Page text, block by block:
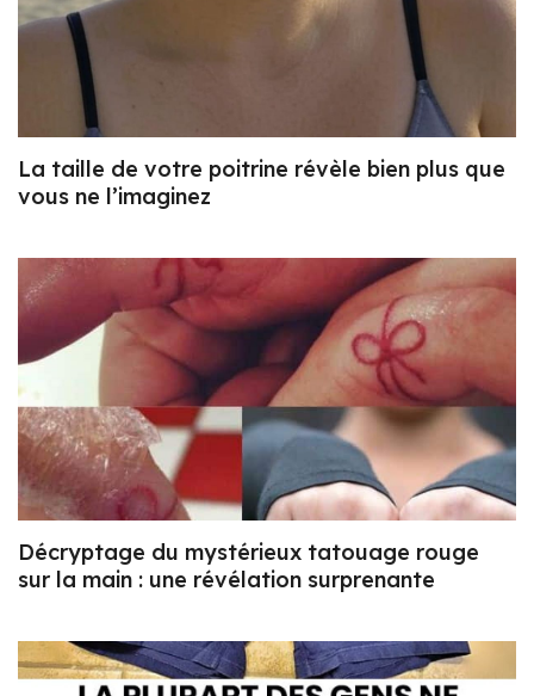
La taille de votre poitrine révèle bien plus que
vous ne l’imaginez
Décryptage du mystérieux tatouage rouge
sur la main : une révélation surprenante